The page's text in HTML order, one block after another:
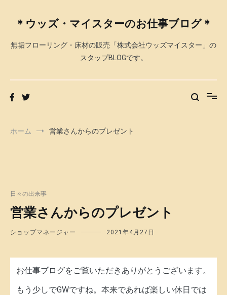
＊ウッズ・マイスターのお仕事ブログ＊
無垢フローリング・床材の販売「株式会社ウッズマイスター」の
スタップBLOGです。
ホーム 営業さんからのプレゼント
日々の出来事
営業さんからのプレゼント
ショップマネージャー 2021年4月27日
お仕事ブログをご覧いただきありがとうございます。
もう少しでGWですね。本来であれば楽しい休日では